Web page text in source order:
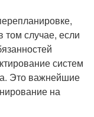
случае, если
систем
Это важнейшие
на